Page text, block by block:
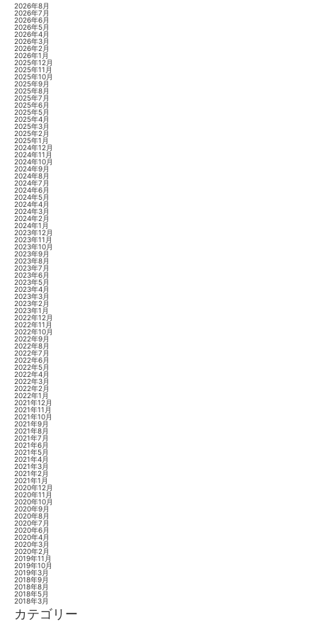
2026年8月
2026年7月
2026年6月
2026年5月
2026年4月
2026年3月
2026年2月
2026年1月
2025年12月
2025年11月
2025年10月
2025年9月
2025年8月
2025年7月
2025年6月
2025年5月
2025年4月
2025年3月
2025年2月
2025年1月
2024年12月
2024年11月
2024年10月
2024年9月
2024年8月
2024年7月
2024年6月
2024年5月
2024年4月
2024年3月
2024年2月
2024年1月
2023年12月
2023年11月
2023年10月
2023年9月
2023年8月
2023年7月
2023年6月
2023年5月
2023年4月
2023年3月
2023年2月
2023年1月
2022年12月
2022年11月
2022年10月
2022年9月
2022年8月
2022年7月
2022年6月
2022年5月
2022年4月
2022年3月
2022年2月
2022年1月
2021年12月
2021年11月
2021年10月
2021年9月
2021年8月
2021年7月
2021年6月
2021年5月
2021年4月
2021年3月
2021年2月
2021年1月
2020年12月
2020年11月
2020年10月
2020年9月
2020年8月
2020年7月
2020年6月
2020年4月
2020年3月
2020年2月
2019年11月
2019年10月
2019年3月
2018年9月
2018年8月
2018年5月
2018年3月
カテゴリー